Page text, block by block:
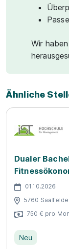
Wir
Ähnliche
Dualer
01.10.2026
5760
750 € pro
Neu